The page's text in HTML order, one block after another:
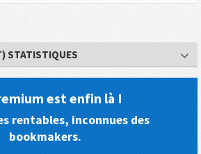
STATISTIQUES
est enfin là !
rentables, inconnues des
bookmakers.